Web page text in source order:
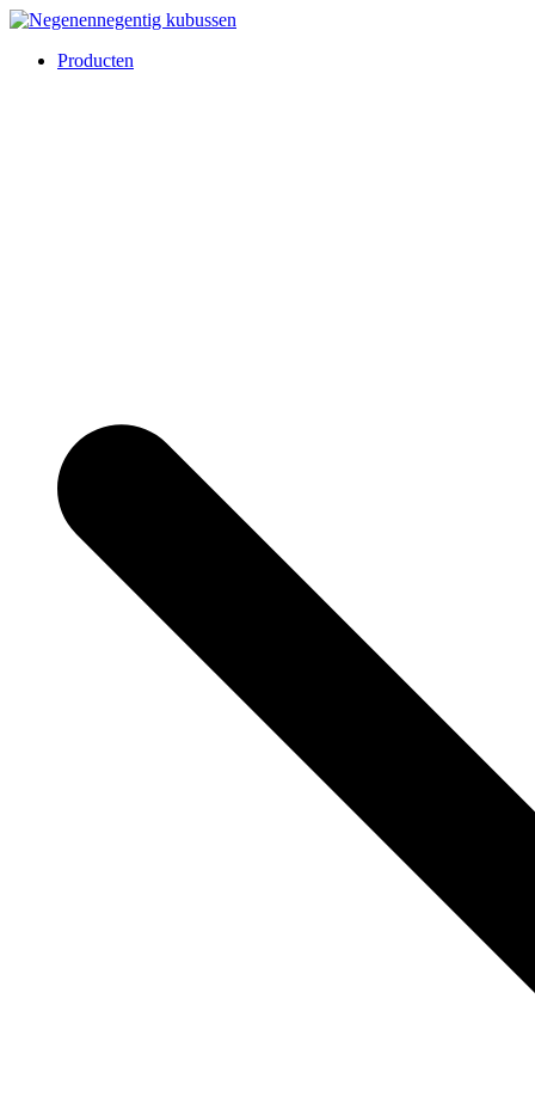
Overslaan
inhoud
Negenennegentig kubussen
Producten